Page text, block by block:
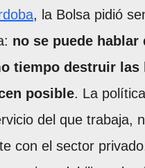
, la Bolsa pidió
no se puede hablar
tiempo destruir las
posible. La
del que trabaja,
con el sector